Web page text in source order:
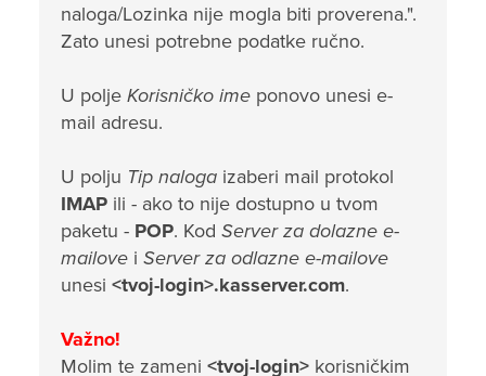
naloga/Lozinka nije mogla biti proverena.".
Zato unesi potrebne podatke ručno.
U polje Korisničko ime ponovo unesi e-
mail adresu.
U polju Tip naloga izaberi mail protokol
IMAP ili - ako to nije dostupno u tvom
paketu - POP. Kod Server za dolazne e-
mailove i Server za odlazne e-mailove
unesi <tvoj-login>.kasserver.com.
Važno!
Molim te zameni <tvoj-login> korisničkim